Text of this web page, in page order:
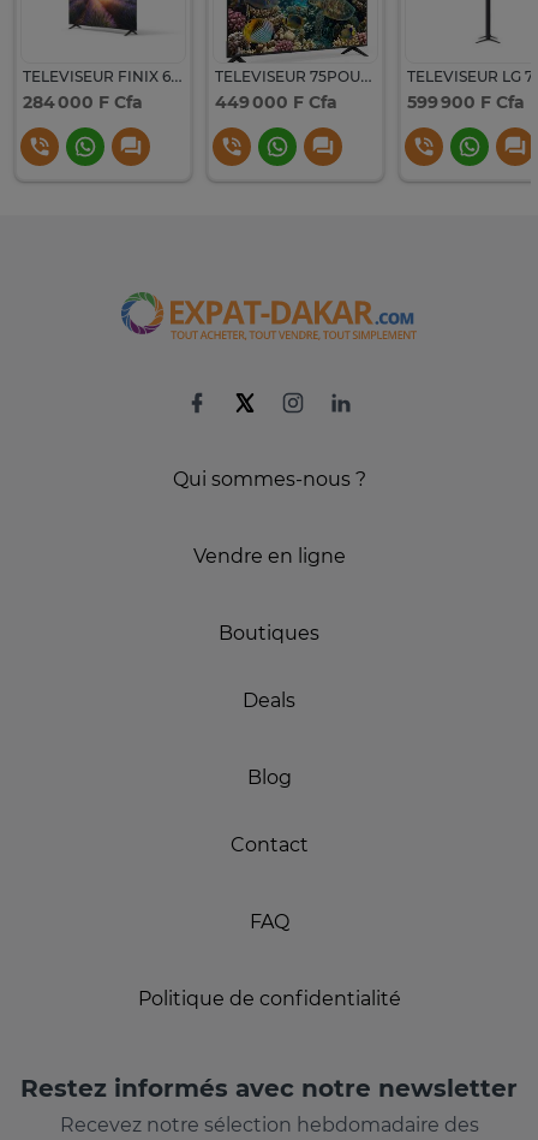
TELEVISEUR FINIX 65"' SMART ANDROID 4K
284 000 F Cfa
TELEVISEUR 75POUCES FINIX SMART ANDROID 4K 75UQR684S
449 000 F Cfa 599 900 F Cfa
Qui sommes-nous ?
Vendre en ligne
Boutiques
Deals
Blog
Contact
FAQ
Politique de confidentialité
Restez informés avec notre newsletter
Recevez notre sélection hebdomadaire des